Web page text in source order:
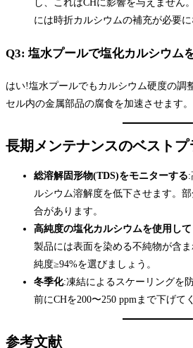
し、これはCHに影響を与えません
には時折カルシウムの補充が必要に
Q3: 塩水プールで塩化カルシウム
はい!塩水プールでもカルシウム硬度の調
セル内の金属部品の腐食を加速させます。
長期メンテナンスのベストプ
総溶解固形物(TDS)をモニターする:
ルシウム溶解度を低下させます。
合があります。
高純度の塩化カルシウムを使用し
製品には表面を染める不純物が含ま
純度≥94%を選びましょう。
冬季化:凍結によるスケーリングを
前にCHを200〜250 ppmまで下げて
参考文献